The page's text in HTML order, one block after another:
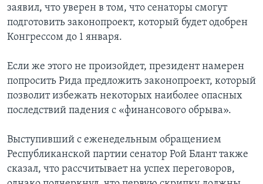
заявил, что уверен в том, что сенаторы смогут
подготовить законопроект, который будет одобрен
Конгрессом до 1 января.
Если же этого не произойдет, президент намерен
попросить Рида предложить законопроект, который
позволит избежать некоторых наиболее опасных
последствий падения с «финансового обрыва».
Выступивший с еженедельным обращением
Республиканской партии сенатор Рой Блант также
сказал, что рассчитывает на успех переговоров,